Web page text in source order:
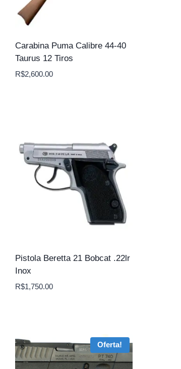
Carabina Puma Calibre 44-40
Taurus 12 Tiros
R$2,600.00
Pistola Beretta 21 Bobcat .22lr
Inox
R$1,750.00
Oferta!